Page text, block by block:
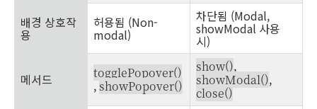
배경 상호작
용
허용됨 (Non-
modal)
차단됨 (Modal,
showModal 사용
시)
메서드 togglePopover()
, showPopover()
show(),
showModal(),
close()